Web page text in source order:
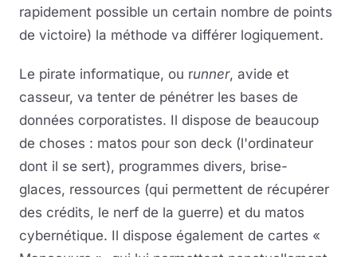
rapidement possible un certain nombre de points
de victoire) la méthode va différer logiquement.
Le pirate informatique, ou runner, avide et
casseur, va tenter de pénétrer les bases de
données corporatistes. Il dispose de beaucoup
de choses : matos pour son deck (l'ordinateur
dont il se sert), programmes divers, brise-
glaces, ressources (qui permettent de récupérer
des crédits, le nerf de la guerre) et du matos
cybernétique. Il dispose également de cartes «